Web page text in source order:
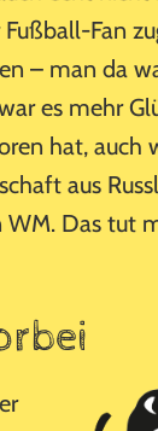
Fan
– man da
es mehr
hat, auch
aus
Das tut